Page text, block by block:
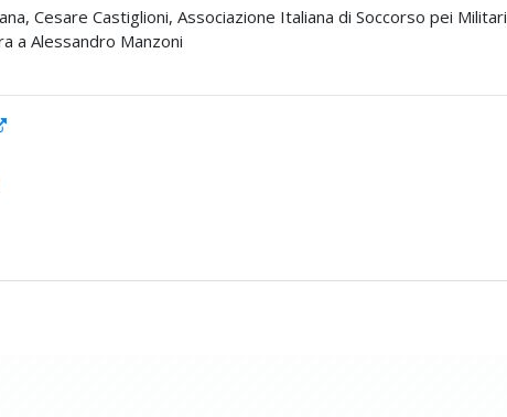
Cesare Castiglioni, Associazione Italiana di Soccorso pei Militari
a Alessandro Manzoni